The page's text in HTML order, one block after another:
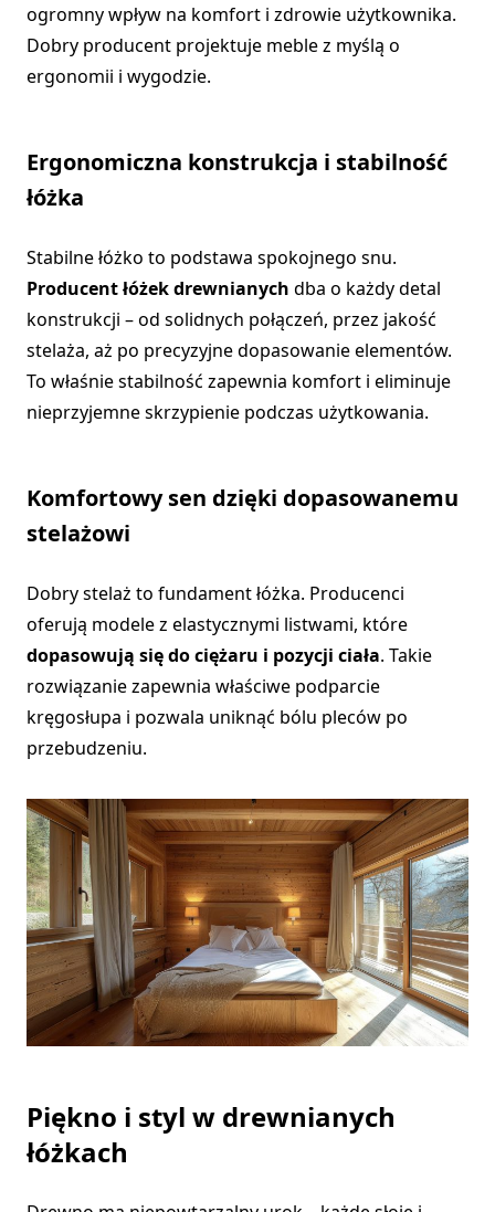
ogromny wpływ na komfort i zdrowie użytkownika.
Dobry producent projektuje meble z myślą o
ergonomii i wygodzie.
Ergonomiczna konstrukcja i stabilność
łóżka
Stabilne łóżko to podstawa spokojnego snu.
Producent łóżek drewnianych dba o każdy detal
konstrukcji – od solidnych połączeń, przez jakość
stelaża, aż po precyzyjne dopasowanie elementów.
To właśnie stabilność zapewnia komfort i eliminuje
nieprzyjemne skrzypienie podczas użytkowania.
Komfortowy sen dzięki dopasowanemu
stelażowi
Dobry stelaż to fundament łóżka. Producenci
oferują modele z elastycznymi listwami, które
dopasowują się do ciężaru i pozycji ciała. Takie
rozwiązanie zapewnia właściwe podparcie
kręgosłupa i pozwala uniknąć bólu pleców po
przebudzeniu.
Piękno i styl w drewnianych
łóżkach